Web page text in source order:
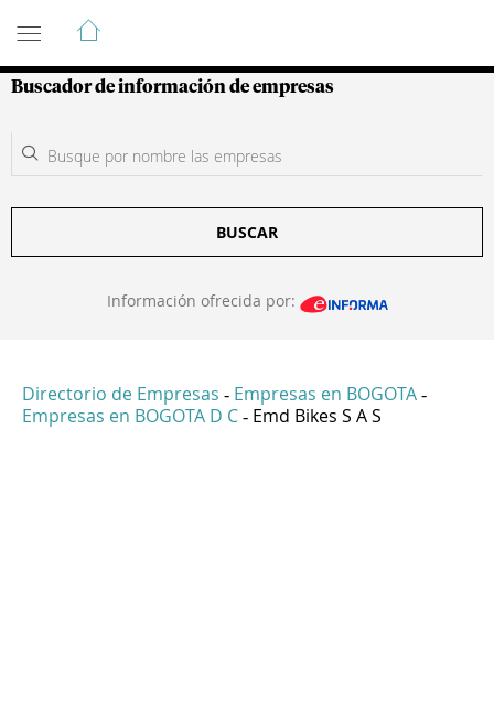
Guía de Empresas Colombianas
Buscador de información de empresas
BUSCAR
Información ofrecida por:
Directorio de Empresas - Empresas en BOGOTA -
Empresas en BOGOTA D C - Emd Bikes S A S